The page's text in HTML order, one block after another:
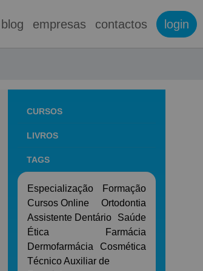
blog empresas contactos login
CURSOS
LIVROS
TAGS
Especialização
Formação
Cursos Online
Ortodontia
Assistente Dentário
Saúde
Ética
Farmácia
Dermofarmácia
Cosmética
Técnico Auxiliar de